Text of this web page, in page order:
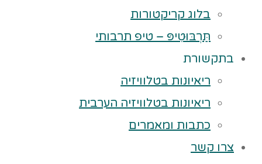
בלוג קריקטורות
תַּרְבּוּטִיפּ – טיפ תרבותי
בתקשורת
ריאיונות בטלוויזיה
ריאיונות בטלוויזיה הערבית
כתבות ומאמרים
צרו קשר